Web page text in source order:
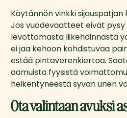
Käytännön vinkki sijauspatjan
Jos vuodevaatteet eivät
levottomasta liikehdinnästä
ei jaa kehoon kohdistuvaa
estää pintaverenkiertoa.
aamuista fyysistä
heikentyneestä syvän unen
Ota valintaan avuksi